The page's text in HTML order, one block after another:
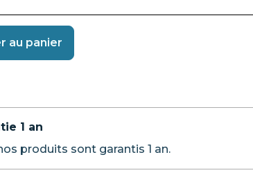
au panier
1 an
produits sont garantis 1 an.